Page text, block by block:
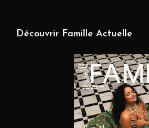
Découvrir Famille Actuelle